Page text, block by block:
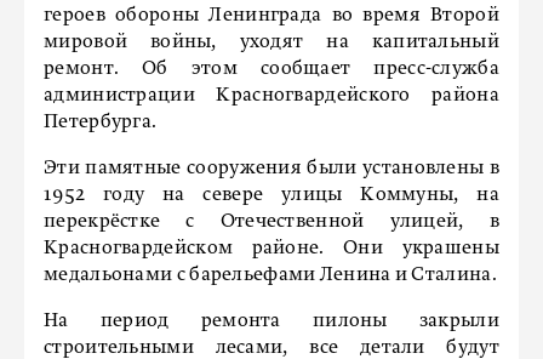
героев обороны Ленинграда во время Второй
мировой войны, уходят на капитальный
ремонт. Об этом сообщает пресс-служба
администрации Красногвардейского района
Петербурга.
Эти памятные сооружения были установлены в
1952 году на севере улицы Коммуны, на
перекрёстке с Отечественной улицей, в
Красногвардейском районе. Они украшены
медальонами с барельефами Ленина и Сталина.
На период ремонта пилоны закрыли
строительными лесами, все детали будут